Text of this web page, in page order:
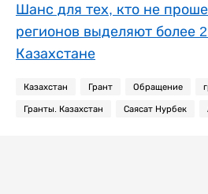
Шанс для тех, кто не
регионов выделяют более
Казахстане
Казахстан Грант Обращение
Гранты. Казахстан Саясат Нурбек